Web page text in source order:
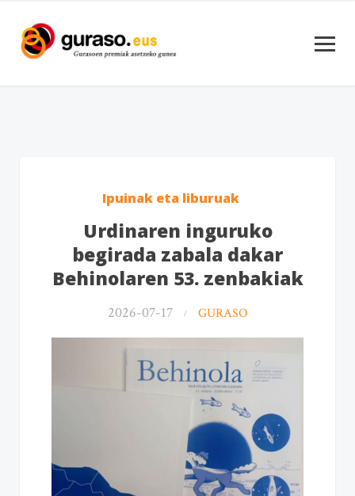
Ipuinak eta liburuak
Urdinaren inguruko
begirada zabala dakar
Behinolaren 53. zenbakiak
2026-07-17 GURASO